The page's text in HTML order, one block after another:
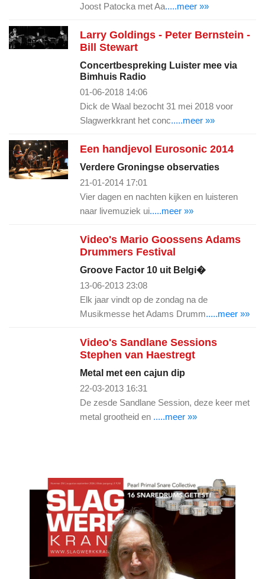
Joost Patocka met Aa.....meer »»
Larry Goldings - Peter Bernstein -
Bill Stewart
Concertbespreking Luister mee via
Bimhuis Radio
01-06-2018 14:06
Dick de Waal bezocht 31 mei 2018 voor
Slagwerkkrant het conc.....meer »»
Een handjevol Eurosonic 2014
Verdere Groningse observaties
21-01-2014 17:01
Vier dagen en nachten kijken en luisteren
naar livemuziek ui.....meer »»
Video's Mario Goossens Adams
Drummers Festival
Groove Factor 10 uit Belgi�
13-06-2013 23:08
Elk jaar vindt op de zondag na de
Musikmesse het Adams Drumm.....meer »»
Video's Sandlane Sessions
Stephen van Haestregt
Metal met een cajun dip
22-03-2013 16:31
De zesde Sandlane Session, deze keer met
metal grootheid en .....meer »»